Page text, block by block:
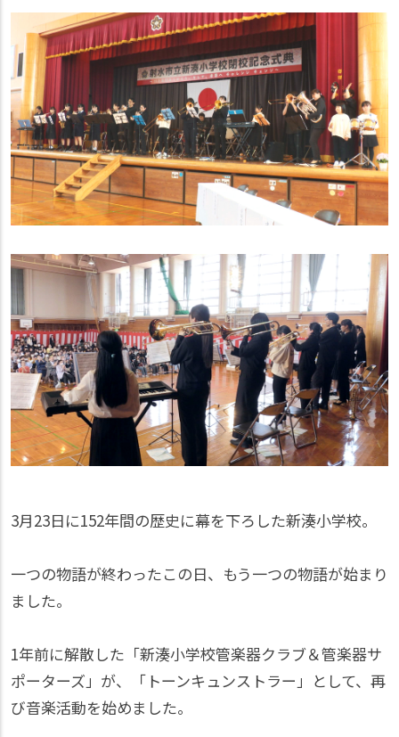
3月23日に152年間の歴史に幕を下ろした新湊小学校。
一つの物語が終わったこの日、もう一つの物語が始まり
ました。
1年前に解散した「新湊小学校管楽器クラブ＆管楽器サ
ポーターズ」が、「トーンキュンストラー」として、再
び音楽活動を始めました。